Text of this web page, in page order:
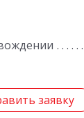
заявку
заявку